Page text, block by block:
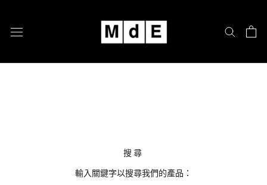
搜尋
輸入關鍵字以搜尋我們的產品：